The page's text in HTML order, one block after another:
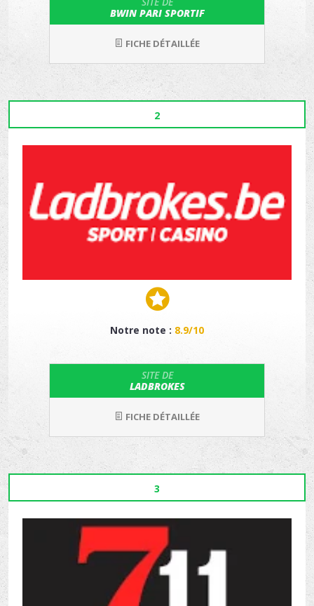
BWIN PARI SPORTIF
FICHE DÉTAILLÉE
2
Notre note : 8.9/10
SITE DE
LADBROKES
FICHE DÉTAILLÉE
3